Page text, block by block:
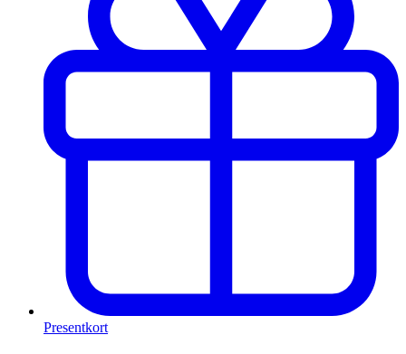
Presentkort